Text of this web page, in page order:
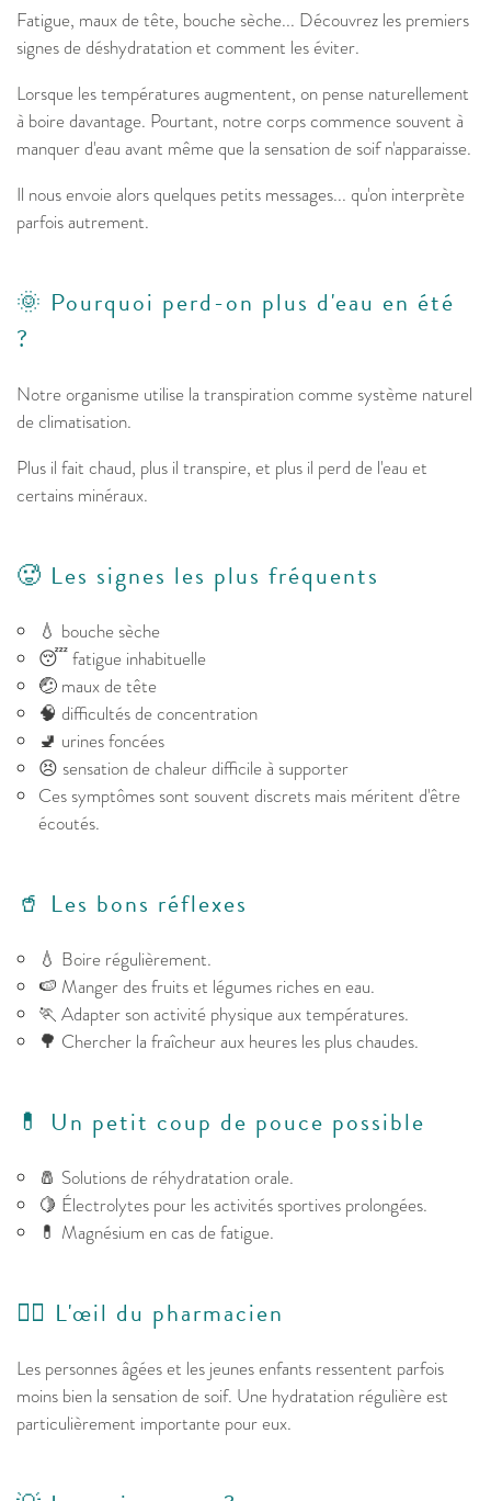
Fatigue, maux de tête, bouche sèche... Découvrez les premiers
signes de déshydratation et comment les éviter.
Lorsque les températures augmentent, on pense naturellement
à boire davantage. Pourtant, notre corps commence souvent à
manquer d'eau avant même que la sensation de soif n'apparaisse.
Il nous envoie alors quelques petits messages... qu'on interprète
parfois autrement.
🌞 Pourquoi perd-on plus d'eau en été
?
Notre organisme utilise la transpiration comme système naturel
de climatisation.
Plus il fait chaud, plus il transpire, et plus il perd de l'eau et
certains minéraux.
🥵 Les signes les plus fréquents
💧 bouche sèche
😴 fatigue inhabituelle
🤕 maux de tête
🧠 difficultés de concentration
🚽 urines foncées
😣 sensation de chaleur difficile à supporter
Ces symptômes sont souvent discrets mais méritent d'être
écoutés.
🥤 Les bons réflexes
💧 Boire régulièrement.
🍉 Manger des fruits et légumes riches en eau.
🏃 Adapter son activité physique aux températures.
🌳 Chercher la fraîcheur aux heures les plus chaudes.
💊 Un petit coup de pouce possible
🧂 Solutions de réhydratation orale.
🍋 Électrolytes pour les activités sportives prolongées.
💊 Magnésium en cas de fatigue.
👩‍⚕️ L'œil du pharmacien
Les personnes âgées et les jeunes enfants ressentent parfois
moins bien la sensation de soif. Une hydratation régulière est
particulièrement importante pour eux.